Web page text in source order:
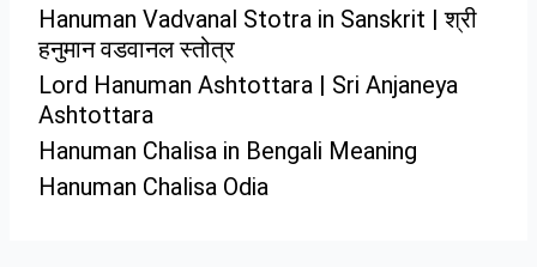
Hanuman Vadvanal Stotra in Sanskrit | श्री
हनुमान वडवानल स्तोत्र
Lord Hanuman Ashtottara | Sri Anjaneya
Ashtottara
Hanuman Chalisa in Bengali Meaning
Hanuman Chalisa Odia